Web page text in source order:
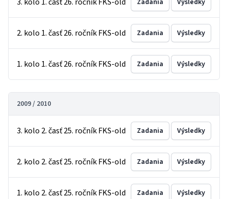
Zadania Výsledky
2. kolo 1. časť 26. ročník FKS-old Zadania Výsledky
1. kolo 1. časť 26. ročník FKS-old Zadania Výsledky
2009 / 2010
3. kolo 2. časť 25. ročník FKS-old Zadania Výsledky
2. kolo 2. časť 25. ročník FKS-old Zadania Výsledky
1. kolo 2. časť 25. ročník FKS-old Zadania Výsledky